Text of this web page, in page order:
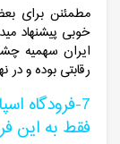
مطمئنن برای
خوبی پیشنهاد
ایران سهمیه
رقابتی بوده و در
7-فرودگاه
فقط به این